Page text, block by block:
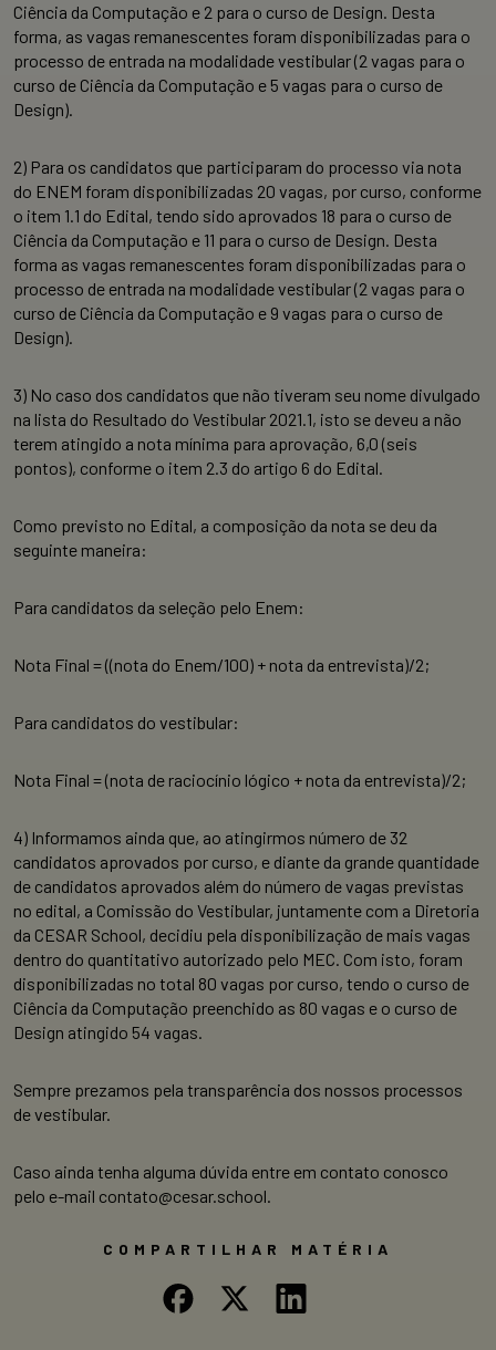
Ciência da Computação e 2 para o curso de Design. Desta
forma, as vagas remanescentes foram disponibilizadas para o
processo de entrada na modalidade vestibular (2 vagas para o
curso de Ciência da Computação e 5 vagas para o curso de
Design).
2) Para os candidatos que participaram do processo via nota
do ENEM foram disponibilizadas 20 vagas, por curso, conforme
o item 1.1 do Edital, tendo sido aprovados 18 para o curso de
Ciência da Computação e 11 para o curso de Design. Desta
forma as vagas remanescentes foram disponibilizadas para o
processo de entrada na modalidade vestibular (2 vagas para o
curso de Ciência da Computação e 9 vagas para o curso de
Design).
3) No caso dos candidatos que não tiveram seu nome divulgado
na lista do Resultado do Vestibular 2021.1, isto se deveu a não
terem atingido a nota mínima para aprovação, 6,0 (seis
pontos), conforme o item 2.3 do artigo 6 do Edital.
Como previsto no Edital, a composição da nota se deu da
seguinte maneira:
Para candidatos da seleção pelo Enem:
Nota Final = ((nota do Enem/100) + nota da entrevista)/2;
Para candidatos do vestibular:
Nota Final = (nota de raciocínio lógico + nota da entrevista)/2;
4) Informamos ainda que, ao atingirmos número de 32
candidatos aprovados por curso, e diante da grande quantidade
de candidatos aprovados além do número de vagas previstas
no edital, a Comissão do Vestibular, juntamente com a Diretoria
da CESAR School, decidiu pela disponibilização de mais vagas
dentro do quantitativo autorizado pelo MEC. Com isto, foram
disponibilizadas no total 80 vagas por curso, tendo o curso de
Ciência da Computação preenchido as 80 vagas e o curso de
Design atingido 54 vagas.
Sempre prezamos pela transparência dos nossos processos
de vestibular.
Caso ainda tenha alguma dúvida entre em contato conosco
pelo e-mail contato@cesar.school.
COMPARTILHAR MATÉRIA